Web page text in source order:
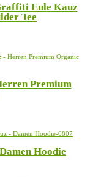
Eule Kauz
Tee
Premium
Hoodie